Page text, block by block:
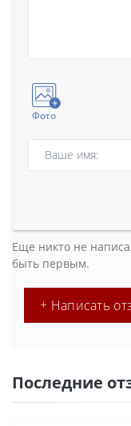
Фото
Еще никто не
быть первым.
+ Написать
Последние